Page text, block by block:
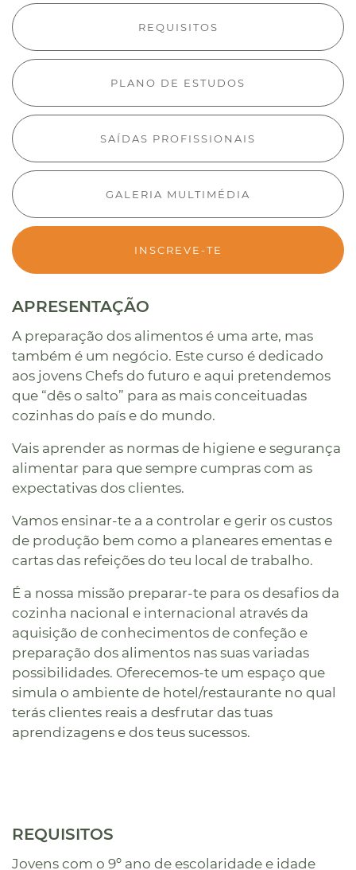
APRESENTAÇÃO
A preparação dos alimentos é uma arte, mas
também é um negócio. Este curso é dedicado
aos jovens Chefs do futuro e aqui pretendemos
que “dês o salto” para as mais conceituadas
cozinhas do país e do mundo.
Vais aprender as normas de higiene e segurança
alimentar para que sempre cumpras com as
expectativas dos clientes.
Vamos ensinar-te a a controlar e gerir os custos
de produção bem como a planeares ementas e
cartas das refeições do teu local de trabalho.
É a nossa missão preparar-te para os desafios da
cozinha nacional e internacional através da
aquisição de conhecimentos de confeção e
preparação dos alimentos nas suas variadas
possibilidades. Oferecemos-te um espaço que
simula o ambiente de hotel/restaurante no qual
terás clientes reais a desfrutar das tuas
aprendizagens e dos teus sucessos.
REQUISITOS
Jovens com o 9º ano de escolaridade e idade
REQUISITOS
PLANO DE ESTUDOS
SAÍDAS PROFISSIONAIS
GALERIA MULTIMÉDIA
INSCREVE-TE